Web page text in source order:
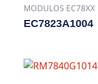
MODULOS EC78XX
EC7823A1004